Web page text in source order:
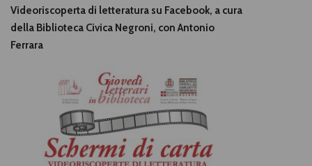
Videoriscoperta di letteratura su Facebook, a cura
della Biblioteca Civica Negroni, con Antonio
Ferrara